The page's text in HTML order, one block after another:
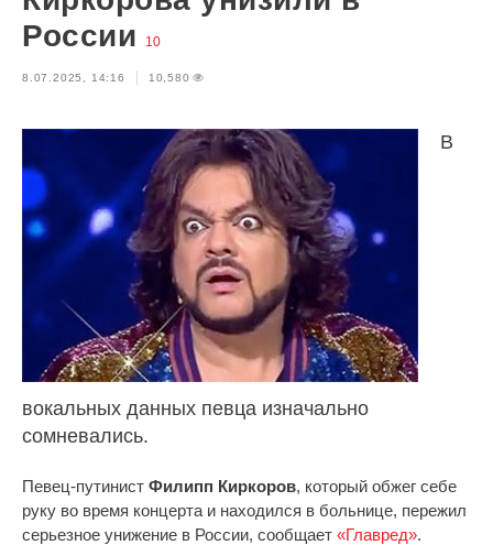
России
10
8.07.2025, 14:16 10,580
В
вокальных данных певца изначально
сомневались.
Певец-путинист Филипп Киркоров, который обжег себе
руку во время концерта и находился в больнице, пережил
серьезное унижение в России, сообщает «Главред».